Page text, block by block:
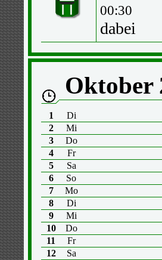
00:30
dabei
Oktober
1
Di
2
Mi
3
Do
4
Fr
5
Sa
6
So
7
Mo
8
Di
9
Mi
10
Do
11
Fr
12
Sa